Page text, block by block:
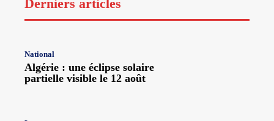
Derniers articles
National
Algérie : une éclipse solaire
partielle visible le 12 août